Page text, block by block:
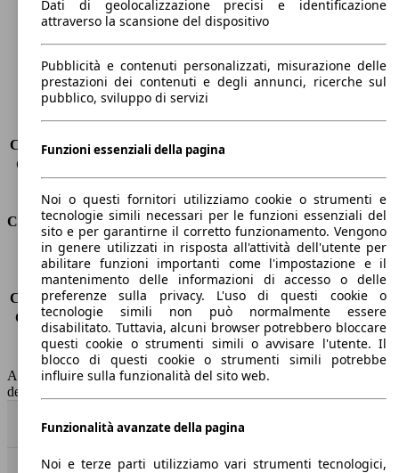
Larghezza
1950 mm
Passo
2990 mm
Peso massimo
3000 kg
Carico massimo
-
Porte
5
Sedili
5
Carico sul tetto
-
Capacità di traino (senza freni) -
Capacità di traino (con freni)
Volume del bagagliaio
Consumi
Emissioni di CO2*
-
Consumo (urbano)
-
Consumo (extra-urbano)
-
Consumo (combinato)*
Classe di emissione
Euro 6
Capacità del serbatoio
-
AutoScout24 non si assume alcuna responsabilità per la correttezza
dei dati.
Dati di geolocalizzazione precisi e identificazione
attraverso la scansione del dispositivo
Pubblicità e contenuti personalizzati, misurazione delle
prestazioni dei contenuti e degli annunci, ricerche sul
pubblico, sviluppo di servizi
Funzioni essenziali della pagina
Noi o questi fornitori utilizziamo cookie o strumenti e
tecnologie simili necessari per le funzioni essenziali del
sito e per garantirne il corretto funzionamento. Vengono
in genere utilizzati in risposta all'attività dell'utente per
abilitare funzioni importanti come l'impostazione e il
mantenimento delle informazioni di accesso o delle
preferenze sulla privacy. L'uso di questi cookie o
tecnologie simili non può normalmente essere
disabilitato. Tuttavia, alcuni browser potrebbero bloccare
questi cookie o strumenti simili o avvisare l'utente. Il
blocco di questi cookie o strumenti simili potrebbe
influire sulla funzionalità del sito web.
Funzionalità avanzate della pagina
Noi e terze parti utilizziamo vari strumenti tecnologici,